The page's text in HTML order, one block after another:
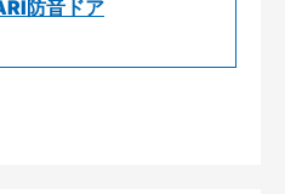
防音ドア